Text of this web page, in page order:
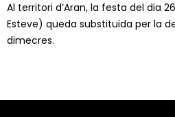
Al territori d’Aran, la festa del dia
Esteve) queda substituïda per la
dimecres.